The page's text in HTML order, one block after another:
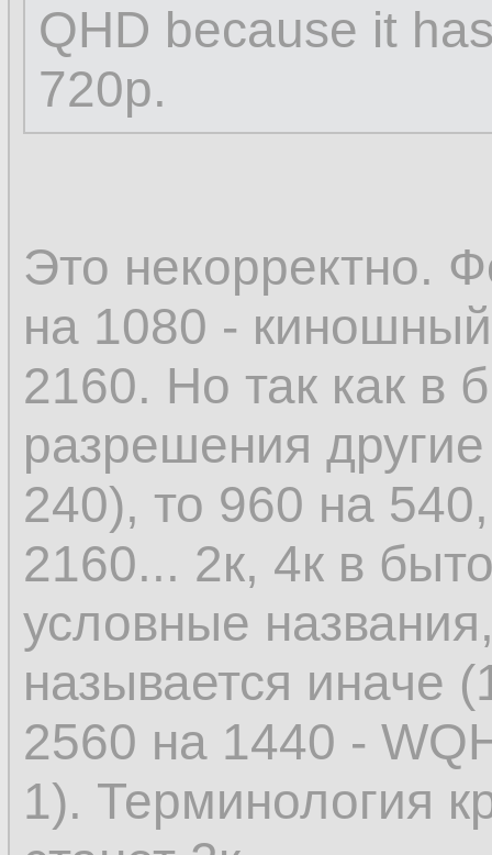
QHD because it
720p.
Это некорректно.
на 1080 -
2160. Но так как в
разрешения
240), то 960 на
2160... 2к, 4к в
условные
называется иначе
2560 на 1440 -
1). Терминология